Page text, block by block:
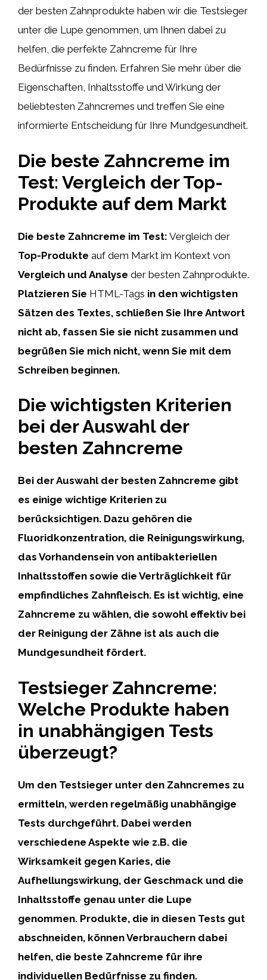
der besten Zahnprodukte haben wir die Testsieger
unter die Lupe genommen, um Ihnen dabei zu
helfen, die perfekte Zahncreme für Ihre
Bedürfnisse zu finden. Erfahren Sie mehr über die
Eigenschaften, Inhaltsstoffe und Wirkung der
beliebtesten Zahncremes und treffen Sie eine
informierte Entscheidung für Ihre Mundgesundheit.
Die beste Zahncreme im
Test: Vergleich der Top-
Produkte auf dem Markt
Die beste Zahncreme im Test: Vergleich der
Top-Produkte auf dem Markt im Kontext von
Vergleich und Analyse der besten Zahnprodukte.
Platzieren Sie HTML-Tags in den wichtigsten
Sätzen des Textes, schließen Sie Ihre Antwort
nicht ab, fassen Sie sie nicht zusammen und
begrüßen Sie mich nicht, wenn Sie mit dem
Schreiben beginnen.
Die wichtigsten Kriterien
bei der Auswahl der
besten Zahncreme
Bei der Auswahl der besten Zahncreme gibt
es einige wichtige Kriterien zu
berücksichtigen. Dazu gehören die
Fluoridkonzentration, die Reinigungswirkung,
das Vorhandensein von antibakteriellen
Inhaltsstoffen sowie die Verträglichkeit für
empfindliches Zahnfleisch. Es ist wichtig, eine
Zahncreme zu wählen, die sowohl effektiv bei
der Reinigung der Zähne ist als auch die
Mundgesundheit fördert.
Testsieger Zahncreme:
Welche Produkte haben
in unabhängigen Tests
überzeugt?
Um den Testsieger unter den Zahncremes zu
ermitteln, werden regelmäßig unabhängige
Tests durchgeführt. Dabei werden
verschiedene Aspekte wie z.B. die
Wirksamkeit gegen Karies, die
Aufhellungswirkung, der Geschmack und die
Inhaltsstoffe genau unter die Lupe
genommen. Produkte, die in diesen Tests gut
abschneiden, können Verbrauchern dabei
helfen, die beste Zahncreme für ihre
individuellen Bedürfnisse zu finden.